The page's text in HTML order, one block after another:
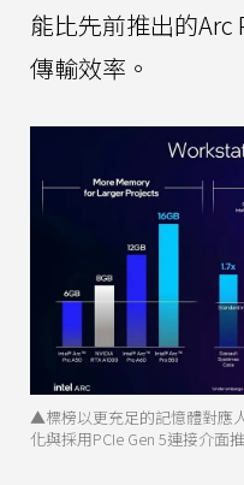
能比先前推出的Arc
傳輸效率。
▲標榜以更充足的記憶體對應
化與採用PCIe Gen 5連接介面